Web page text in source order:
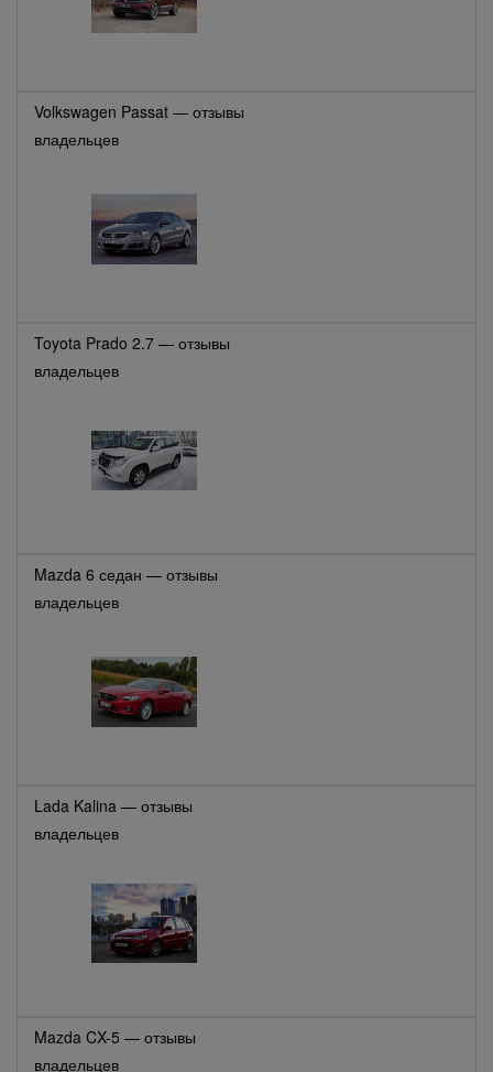
Volkswagen Passat — отзывы
владельцев
Toyota Prado 2.7 — отзывы
владельцев
Mazda 6 седан — отзывы
владельцев
Lada Kalina — отзывы
владельцев
Mazda CX-5 — отзывы
владельцев